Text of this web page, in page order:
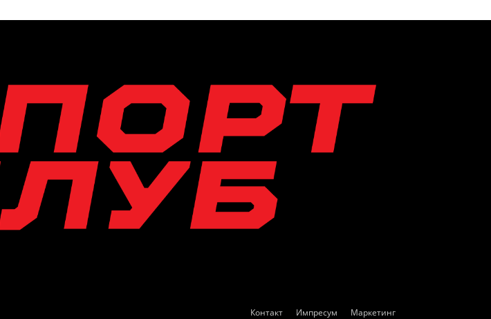
Контакт Импресум Маркетинг